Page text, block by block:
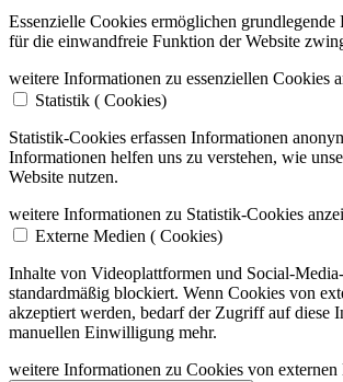
Essenzielle Cookies ermöglichen
für die einwandfreie Funktion der Website
weitere Informationen zu essenziellen Cookies
Statistik ( Cookies)
Statistik-Cookies erfassen Informationen
Informationen helfen uns zu verstehen, wie
Website nutzen.
weitere Informationen zu Statistik-Cookies
Externe Medien ( Cookies)
Inhalte von Videoplattformen und Social-
standardmäßig blockiert. Wenn Cookies von
akzeptiert werden, bedarf der Zugriff auf diese
manuellen Einwilligung mehr.
weitere Informationen zu Cookies von externen